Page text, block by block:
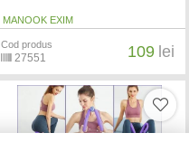
MANOOK EXIM
Cod produs
27551 109 lei